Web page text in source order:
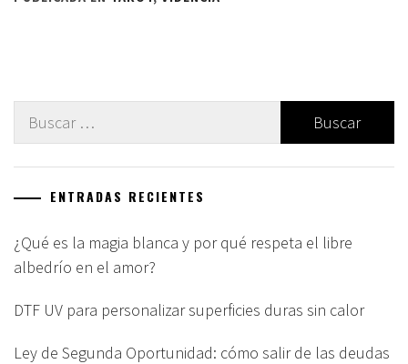
Buscar:
ENTRADAS RECIENTES
¿Qué es la magia blanca y por qué respeta el libre
albedrío en el amor?
DTF UV para personalizar superficies duras sin calor
Ley de Segunda Oportunidad: cómo salir de las deudas